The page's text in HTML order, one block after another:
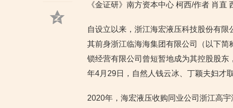
《金证研》南方资本中心 柯西/作者 肖直
自设立以来，浙江海宏液压科技股份有限
其前身浙江临海海集团有限公司（以下简
锁经营有限公司曾短暂地成为其控股股东
年4月29日，自然人钱云冰、丁颖夫妇才
2020年，海宏液压收购同业公司浙江高宇